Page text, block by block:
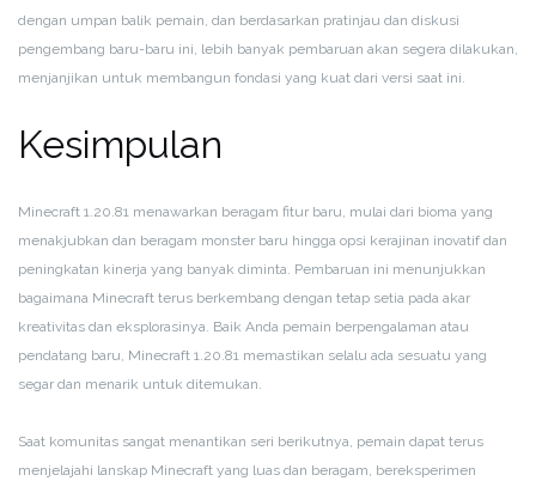
dengan umpan balik pemain, dan berdasarkan pratinjau dan diskusi
pengembang baru-baru ini, lebih banyak pembaruan akan segera dilakukan,
menjanjikan untuk membangun fondasi yang kuat dari versi saat ini.
Kesimpulan
Minecraft 1.20.81 menawarkan beragam fitur baru, mulai dari bioma yang
menakjubkan dan beragam monster baru hingga opsi kerajinan inovatif dan
peningkatan kinerja yang banyak diminta. Pembaruan ini menunjukkan
bagaimana Minecraft terus berkembang dengan tetap setia pada akar
kreativitas dan eksplorasinya. Baik Anda pemain berpengalaman atau
pendatang baru, Minecraft 1.20.81 memastikan selalu ada sesuatu yang
segar dan menarik untuk ditemukan.
Saat komunitas sangat menantikan seri berikutnya, pemain dapat terus
menjelajahi lanskap Minecraft yang luas dan beragam, bereksperimen